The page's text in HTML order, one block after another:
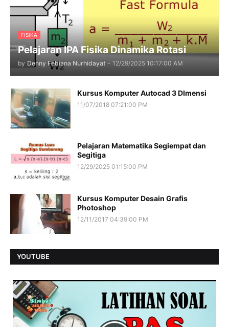
FISIKA
Pelajaran IPA Fisika Dinamika Rotasi
by Denny Febiana Nurhidayat - 12/29/2025 10:17:00 AM
Kursus Komputer Autocad 3 DImensi
11/07/2018 07:21:00 PM
Pelajaran Matematika Segiempat dan
Segitiga
12/29/2025 01:15:00 PM
Kursus Komputer Desain Grafis
Photoshop
12/11/2017 04:39:00 PM
YOUTUBE